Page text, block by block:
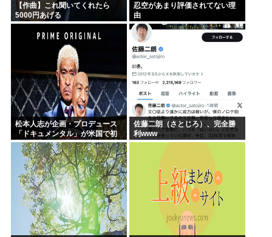
【作曲】これ聞いてくれたら
5000円あげる
忍空があまり評価されてない理
由
松本人志が企画・プロデュース
「ドキュメンタル」が米国で初
制作決定 シンプルな設定に国境
超えた支持
佐藤二朗（さとじろ）、完全勝
利www